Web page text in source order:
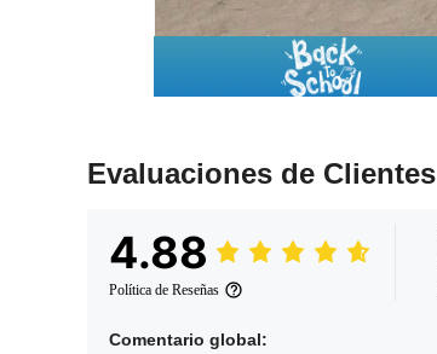
Evaluaciones de Clientes
4.88
Política de Reseñas
Comentario global: